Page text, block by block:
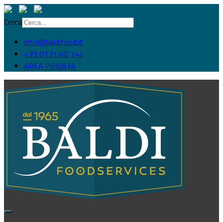
Cerca
info@baldifood.it
+39 0731 60 142
AREA PRIVATA